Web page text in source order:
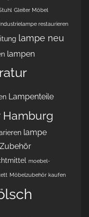
Gleiter Möbel
Industrielampe restaurieren
lampe neu
lampen
Lampenteile
Hamburg
lampe
moebel-
Möbelzubehör kaufen